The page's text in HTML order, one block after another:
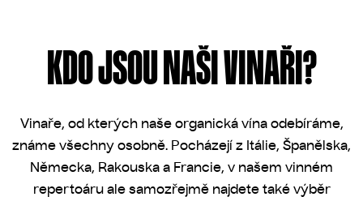
KDO JSOU NAŠI VINAŘI?
Vinaře, od kterých naše organická vína odebíráme,
známe všechny osobně. Pocházejí z Itálie, Španělska,
Německa, Rakouska a Francie, v našem vinném
repertoáru ale samozřejmě najdete také výběr